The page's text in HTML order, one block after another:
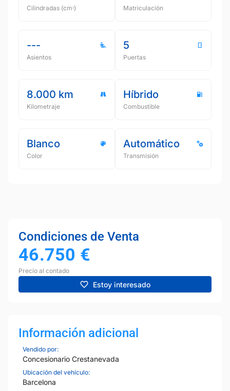
Cilindradas (cmᵌ) Matriculación
---
Asientos
5
Puertas
8.000 km
Kilometraje
Híbrido
Combustible
Blanco
Color
Automático
Transmisión
Condiciones de Venta
46.750 €
Precio al contado
Estoy interesado
Información adicional
Vendido por:
Concesionario Crestanevada
Ubicación del vehículo:
Barcelona